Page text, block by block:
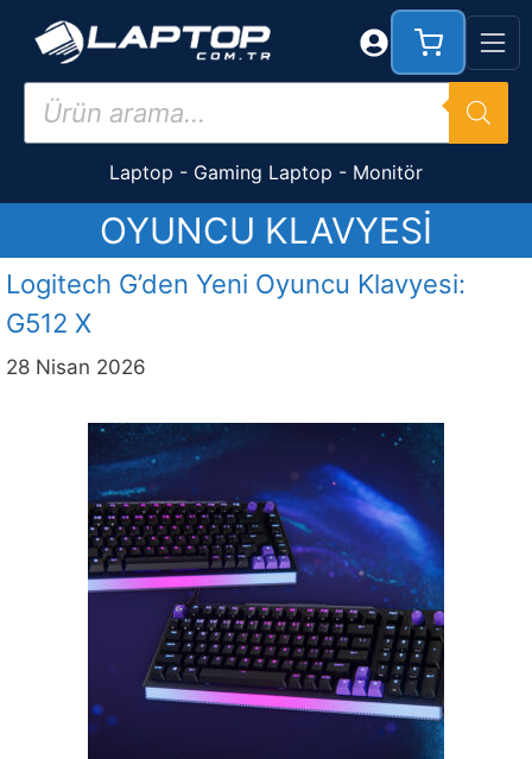
Products
search
Laptop - Gaming Laptop - Monitör
OYUNCU KLAVYESI
Logitech G’den Yeni Oyuncu Klavyesi:
G512 X
28 Nisan 2026